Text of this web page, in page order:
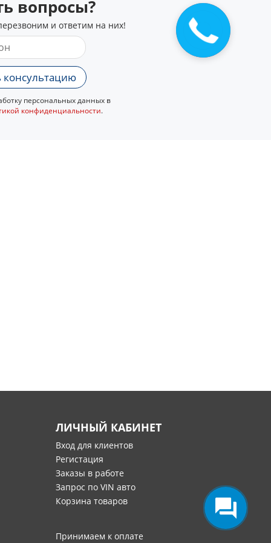
вопросы?
и ответим на них!
консультацию
персональных данных в
конфиденциальности.
ЛИЧНЫЙ КАБИНЕТ
Вход для клиентов
Регистация
Заказы в работе
Запрос по VIN авто
Корзина товаров
Принимаем к оплате
Закажите
звонок